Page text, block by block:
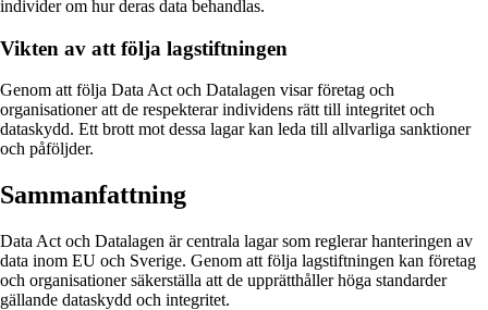
individer om hur deras data behandlas.
Vikten av att följa lagstiftningen
Genom att följa Data Act och Datalagen visar företag och
organisationer att de respekterar individens rätt till integritet och
dataskydd. Ett brott mot dessa lagar kan leda till allvarliga sanktioner
och påföljder.
Sammanfattning
Data Act och Datalagen är centrala lagar som reglerar hanteringen av
data inom EU och Sverige. Genom att följa lagstiftningen kan företag
och organisationer säkerställa att de upprätthåller höga standarder
gällande dataskydd och integritet.